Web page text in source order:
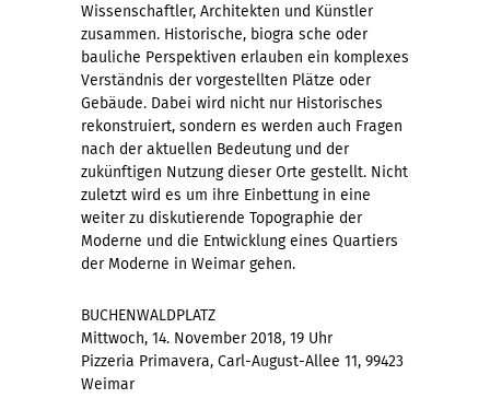
Wissenschaftler, Architekten und Künstler
zusammen. Historische, biogra sche oder
bauliche Perspektiven erlauben ein komplexes
Verständnis der vorgestellten Plätze oder
Gebäude. Dabei wird nicht nur Historisches
rekonstruiert, sondern es werden auch Fragen
nach der aktuellen Bedeutung und der
zukünftigen Nutzung dieser Orte gestellt. Nicht
zuletzt wird es um ihre Einbettung in eine
weiter zu diskutierende Topographie der
Moderne und die Entwicklung eines Quartiers
der Moderne in Weimar gehen.
BUCHENWALDPLATZ
Mittwoch, 14. November 2018, 19 Uhr
Pizzeria Primavera, Carl-August-Allee 11, 99423
Weimar